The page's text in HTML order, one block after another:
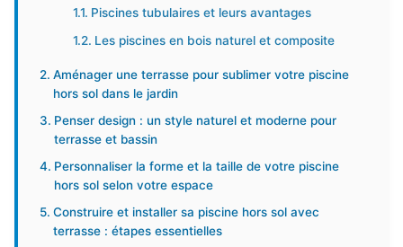
Piscines tubulaires et leurs avantages
Les piscines en bois naturel et composite
Aménager une terrasse pour sublimer votre piscine
hors sol dans le jardin
Penser design : un style naturel et moderne pour
terrasse et bassin
Personnaliser la forme et la taille de votre piscine
hors sol selon votre espace
Construire et installer sa piscine hors sol avec
terrasse : étapes essentielles